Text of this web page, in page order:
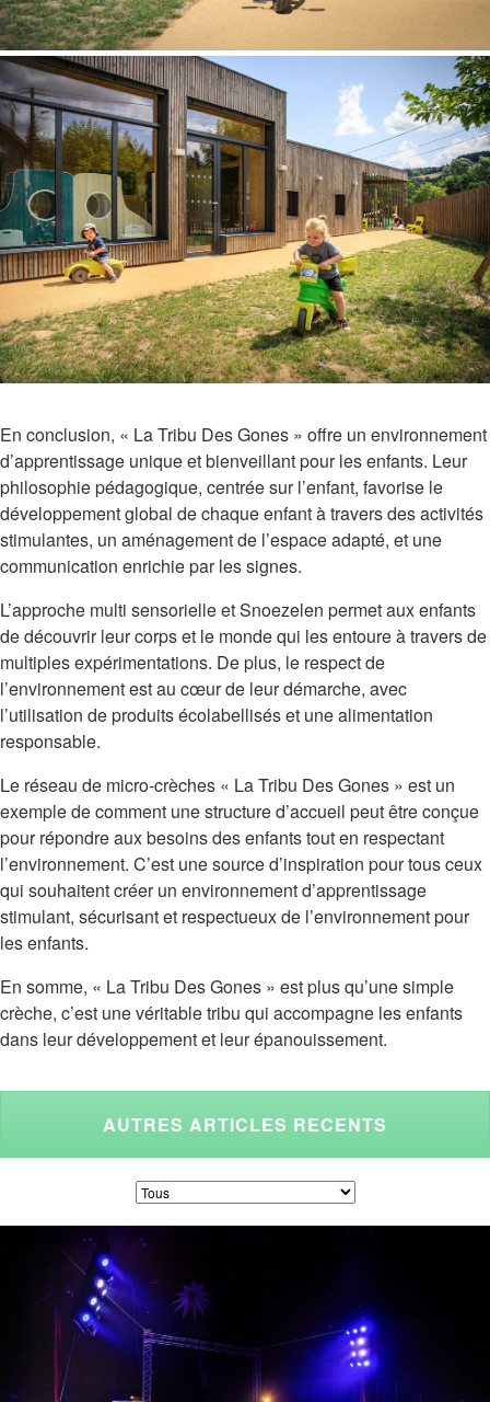
En conclusion, « La Tribu Des Gones » offre un environnement
d’apprentissage unique et bienveillant pour les enfants. Leur
philosophie pédagogique, centrée sur l’enfant, favorise le
développement global de chaque enfant à travers des activités
stimulantes, un aménagement de l’espace adapté, et une
communication enrichie par les signes.
L’approche multi sensorielle et Snoezelen permet aux enfants
de découvrir leur corps et le monde qui les entoure à travers de
multiples expérimentations. De plus, le respect de
l’environnement est au cœur de leur démarche, avec
l’utilisation de produits écolabellisés et une alimentation
responsable.
Le réseau de micro-crèches « La Tribu Des Gones » est un
exemple de comment une structure d’accueil peut être conçue
pour répondre aux besoins des enfants tout en respectant
l’environnement. C’est une source d’inspiration pour tous ceux
qui souhaitent créer un environnement d’apprentissage
stimulant, sécurisant et respectueux de l’environnement pour
les enfants.
En somme, « La Tribu Des Gones » est plus qu’une simple
crèche, c’est une véritable tribu qui accompagne les enfants
dans leur développement et leur épanouissement.
AUTRES ARTICLES RECENTS